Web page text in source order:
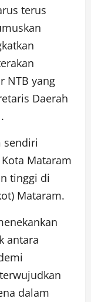
terus
NTB yang
Daerah
sendiri
Mataram
tinggi di
Mataram.
antara
dalam